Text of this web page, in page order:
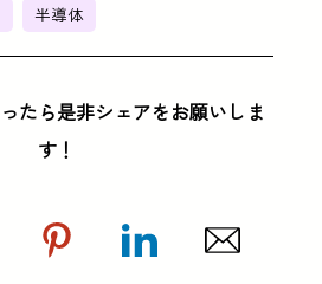
半導体
たら是非シェアをお願いしま
す！